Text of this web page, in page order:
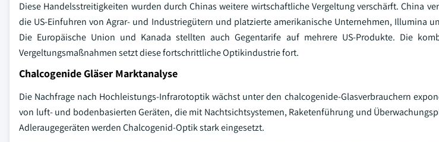
Diese Handelsstreitigkeiten wurden durch Chinas weitere wirtschaftliche Vergeltung verschärft. China
die US-Einfuhren von Agrar- und Industriegütern und platzierte amerikanische Unternehmen, Illumina
Die Europäische Union und Kanada stellten auch Gegentarife auf mehrere US-Produkte. Die
Vergeltungsmaßnahmen setzt diese fortschrittliche Optikindustrie fort.
Chalcogenide Gläser Marktanalyse
Die Nachfrage nach Hochleistungs-Infrarotoptik wächst unter den chalcogenide-Glasverbrauchern
von luft- und bodenbasierten Geräten, die mit Nachtsichtsystemen, Raketenführung und
Adleraugegeräten werden Chalcogenid-Optik stark eingesetzt.